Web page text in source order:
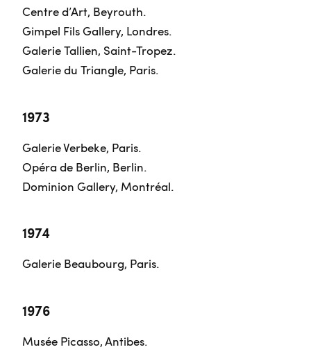
Centre d’Art, Beyrouth.
Gimpel Fils Gallery, Londres.
Galerie Tallien, Saint-Tropez.
Galerie du Triangle, Paris.
1973
Galerie Verbeke, Paris.
Opéra de Berlin, Berlin.
Dominion Gallery, Montréal.
1974
Galerie Beaubourg, Paris.
1976
Musée Picasso, Antibes.